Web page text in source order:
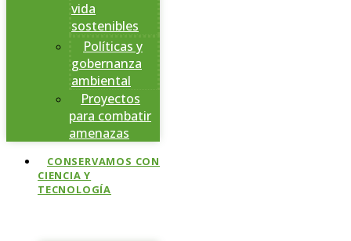
vida
sostenibles
Políticas y
gobernanza
ambiental
Proyectos
para combatir
amenazas
CONSERVAMOS CON
CIENCIA Y
TECNOLOGÍA